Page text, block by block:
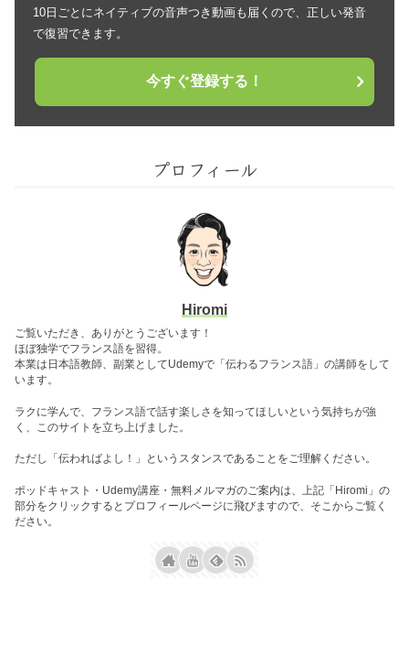
10日ごとにネイティブの音声つき動画も届くので、正しい発音
で復習できます。
今すぐ登録する！
プロフィール
Hiromi
ご覧いただき、ありがとうございます！
ほぼ独学でフランス語を習得。
本業は日本語教師、副業としてUdemyで「伝わるフランス語」の講師をして
います。
ラクに学んで、フランス語で話す楽しさを知ってほしいという気持ちが強
く、このサイトを立ち上げました。
ただし「伝わればよし！」というスタンスであることをご理解ください。
ポッドキャスト・Udemy講座・無料メルマガのご案内は、上記「Hiromi」の
部分をクリックするとプロフィールページに飛びますので、そこからご覧く
ださい。